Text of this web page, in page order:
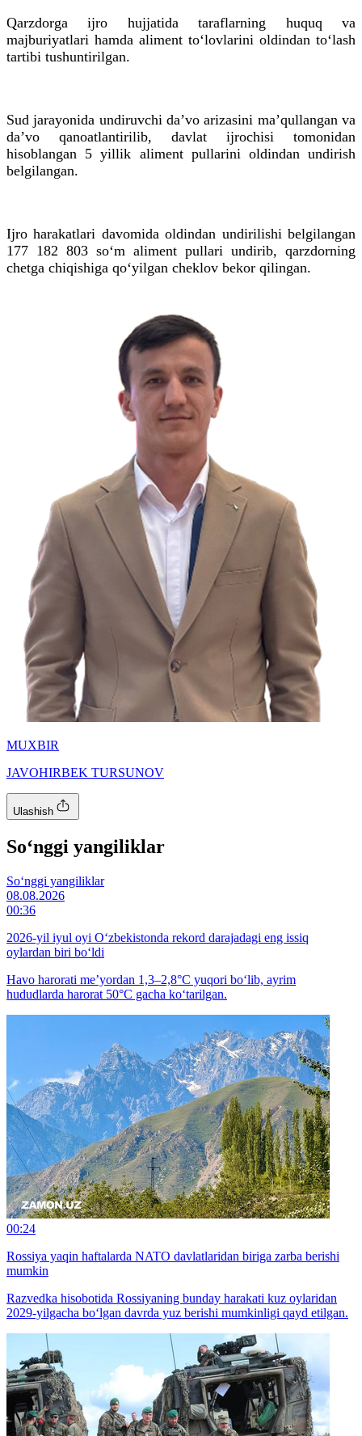
Qarzdorga ijro hujjatida taraflarning huquq va
majburiyatlari hamda aliment to‘lovlarini oldindan to‘lash
tartibi tushuntirilgan.
Sud jarayonida undiruvchi daʼvo arizasini maʼqullangan va
daʼvo qanoatlantirilib, davlat ijrochisi tomonidan
hisoblangan 5 yillik aliment pullarini oldindan undirish
belgilangan.
Ijro harakatlari davomida oldindan undirilishi belgilangan
177 182 803 so‘m aliment pullari undirib, qarzdorning
chetga chiqishiga qo‘yilgan cheklov bekor qilingan.
MUXBIR
JAVOHIRBEK TURSUNOV
Ulashish
So‘nggi yangiliklar
So‘nggi yangiliklar
08.08.2026
00:36
2026-yil iyul oyi O‘zbekistonda rekord darajadagi eng issiq
oylardan biri bo‘ldi
Havo harorati me’yordan 1,3–2,8°C yuqori bo‘lib, ayrim
hududlarda harorat 50°C gacha ko‘tarilgan.
00:24
Rossiya yaqin haftalarda NATO davlatlaridan biriga zarba berishi
mumkin
Razvedka hisobotida Rossiyaning bunday harakati kuz oylaridan
2029-yilgacha bo‘lgan davrda yuz berishi mumkinligi qayd etilgan.